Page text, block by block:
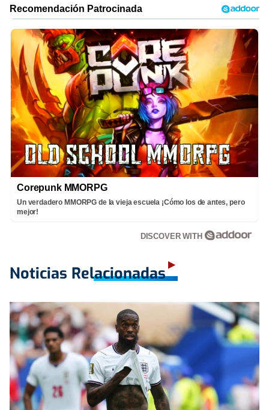
Corepunk MMORPG
Un verdadero MMORPG de la vieja escuela ¡Cómo los de antes, pero
mejor!
DISCOVER WITH
Noticias Relacionadas